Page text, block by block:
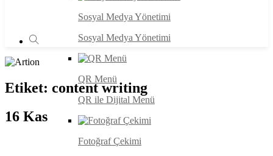
Sosyal Medya Yönetimi
Sosyal Medya Yönetimi
QR Menü
QR ile Dijital Menü
Fotoğraf Çekimi
Etiket: content writing
16 Kas